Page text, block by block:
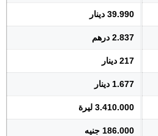
39.990 دينار
2.837 درهم
217 دينار
1.677 دينار
3.410.000 ليرة
186.000 جنيه